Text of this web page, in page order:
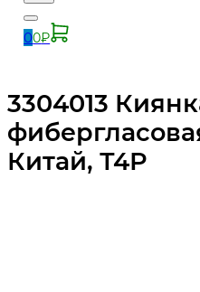
00₽
3304013
Китай, Т4Р